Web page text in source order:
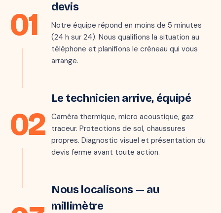
01
devis
Notre équipe répond en moins de 5 minutes
(24 h sur 24). Nous qualifions la situation au
téléphone et planifions le créneau qui vous
arrange.
« Mon parquet gondole au
salon, je crois qu'il y a une
fuite… »
02
Le technicien arrive, équipé
Caméra thermique, micro acoustique, gaz
traceur. Protections de sol, chaussures
propres. Diagnostic visuel et présentation du
devis ferme avant toute action.
Nous localisons — au
millimètre